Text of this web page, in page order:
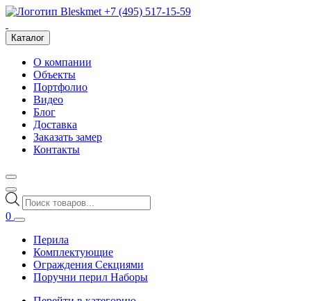
+7 (495) 517-15-59
Каталог
О компании
Объекты
Портфолио
Видео
Блог
Доставка
Заказать замер
Контакты
Поиск
товаров
0
Перила
Комплектующие
Ограждения Секциями
Поручни перил Наборы